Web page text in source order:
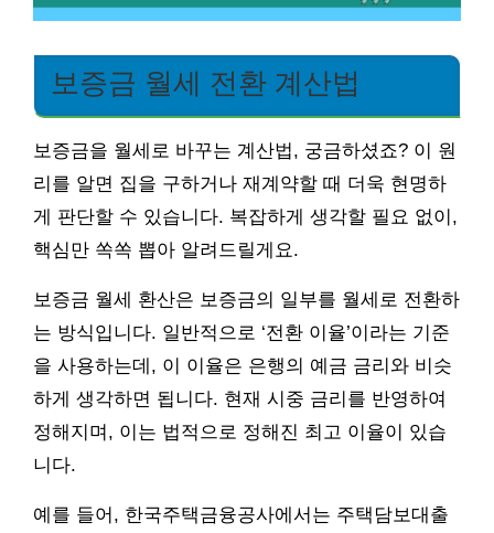
보증금 월세 전환 계산법
보증금을 월세로 바꾸는 계산법, 궁금하셨죠? 이 원
리를 알면 집을 구하거나 재계약할 때 더욱 현명하
게 판단할 수 있습니다. 복잡하게 생각할 필요 없이,
핵심만 쏙쏙 뽑아 알려드릴게요.
보증금 월세 환산은 보증금의 일부를 월세로 전환하
는 방식입니다. 일반적으로 ‘전환 이율’이라는 기준
을 사용하는데, 이 이율은 은행의 예금 금리와 비슷
하게 생각하면 됩니다. 현재 시중 금리를 반영하여
정해지며, 이는 법적으로 정해진 최고 이율이 있습
니다.
예를 들어, 한국주택금융공사에서는 주택담보대출